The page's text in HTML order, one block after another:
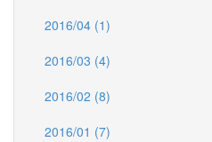
2016/04 (1)
2016/03 (4)
2016/02 (8)
2016/01 (7)